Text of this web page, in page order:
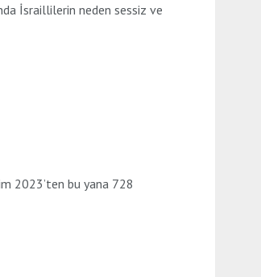
İsraillilerin neden sessiz ve
2023’ten bu yana 728